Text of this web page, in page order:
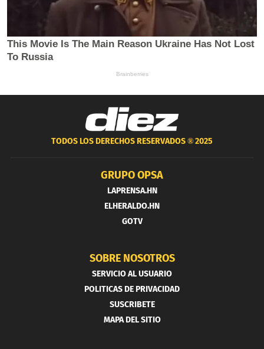
TODOS LOS DERECHOS RESERVADOS ®2025
GRUPO OPSA
LAPRENSA.HN
ELHERALDO.HN
GOTV
SOBRE NOSOTROS
SERVICIO AL USUARIO
POLITICAS DE PRIVACIDAD
SUSCRIBETE
MAPA DEL SITIO